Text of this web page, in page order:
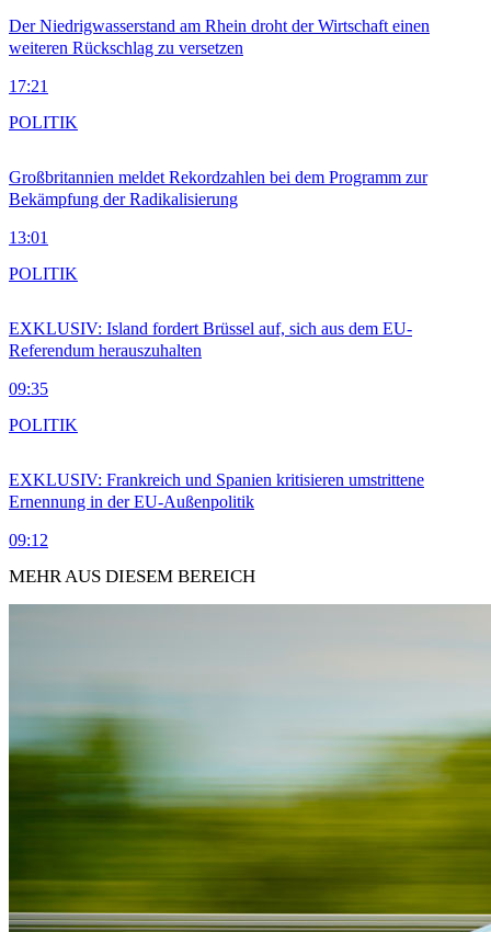
Der Niedrigwasserstand am Rhein droht der Wirtschaft einen
weiteren Rückschlag zu versetzen
17:21
Großbritannien meldet Rekordzahlen bei dem Programm zur
Bekämpfung der Radikalisierung
13:01
POLITIK
EXKLUSIV: Island fordert Brüssel auf, sich aus dem EU-
Referendum herauszuhalten
09:35
POLITIK
EXKLUSIV: Frankreich und Spanien kritisieren umstrittene
Ernennung in der EU-Außenpolitik
09:12
POLITIK
MEHR AUS DIESEM BEREICH